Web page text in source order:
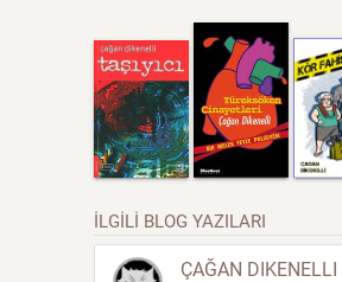
İLGİLİ BLOG YAZILARI
ÇAĞAN